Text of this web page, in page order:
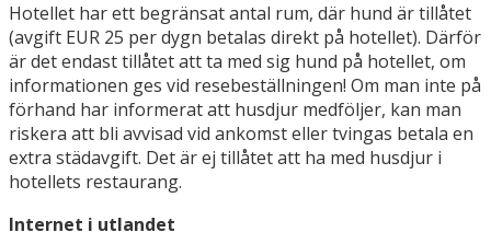
Hotellet har ett begränsat antal rum, där hund är tillåtet
(avgift EUR 25 per dygn betalas direkt på hotellet). Därför
är det endast tillåtet att ta med sig hund på hotellet, om
informationen ges vid resebeställningen! Om man inte på
förhand har informerat att husdjur medföljer, kan man
riskera att bli avvisad vid ankomst eller tvingas betala en
extra städavgift. Det är ej tillåtet att ha med husdjur i
hotellets restaurang.
Internet i utlandet